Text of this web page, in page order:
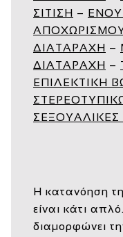
ΣΙΤΙΣΗ –
ΔΙΑΤΑΡΑΧΗ –
ΔΙΑΤΑΡΑΧΗ –
ΕΠΙΛΕΚΤΙΚΗ
ΣΕΞΟΥΑΛΙΚΕΣ
Η κατανόηση
είναι κάτι
διαμορφώνει